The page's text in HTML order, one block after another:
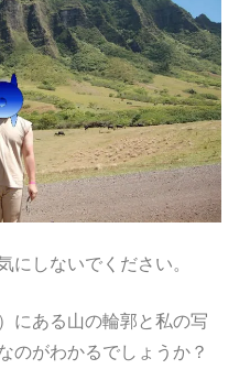
にしないでください。
にある山の輪郭と私の写
のがわかるでしょうか？